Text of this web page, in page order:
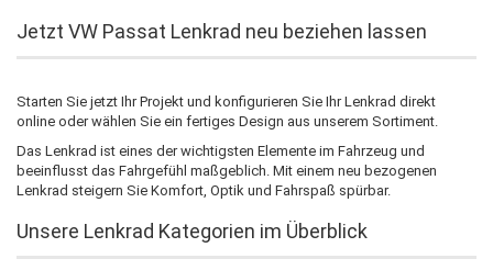
Jetzt VW Passat Lenkrad neu beziehen lassen
Starten Sie jetzt Ihr Projekt und konfigurieren Sie Ihr Lenkrad direkt
online oder wählen Sie ein fertiges Design aus unserem Sortiment.
Das Lenkrad ist eines der wichtigsten Elemente im Fahrzeug und
beeinflusst das Fahrgefühl maßgeblich. Mit einem neu bezogenen
Lenkrad steigern Sie Komfort, Optik und Fahrspaß spürbar.
Unsere Lenkrad Kategorien im Überblick